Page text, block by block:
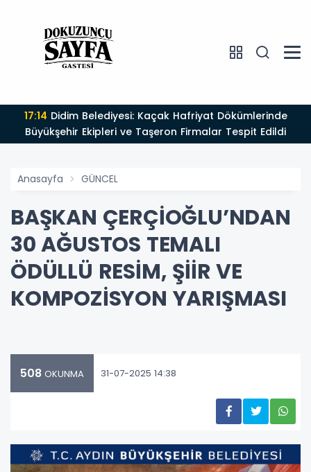
16:22EFELER’DE HALK SAĞLIĞI İÇİN İLAÇLAMA
ÇALIŞMALARI ARALIKSIZ SÜRÜYOR
Anasayfa GÜNCEL
BAŞKAN ÇERÇİOĞLU’NDAN
30 AĞUSTOS TEMALI
ÖDÜLLÜ RESİM, ŞİİR VE
KOMPOZİSYON YARIŞMASI
508 OKUNMA 31-07-2025 14:38